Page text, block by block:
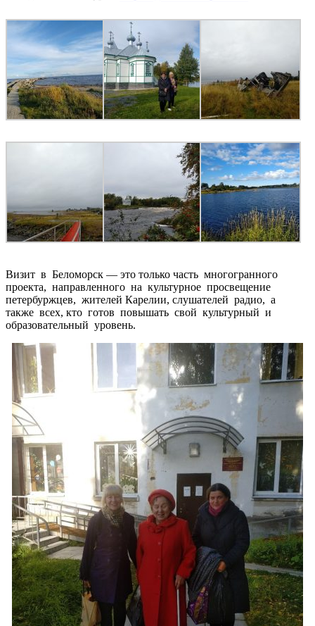
Визит в Беломорск — это только часть многогранного
проекта, направленного на культурное просвещение
петербуржцев, жителей Карелии, слушателей радио, а
также всех, кто готов повышать свой культурный и
образовательный уровень.